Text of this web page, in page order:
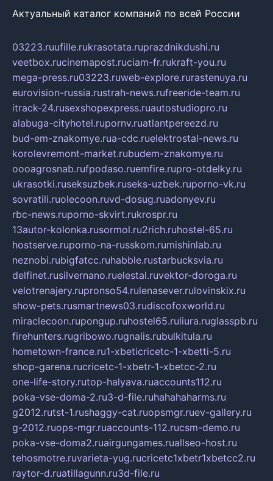
Актуальный каталог компаний по всей России
03223.ruufille.rukrasotata.ruprazdnikdushi.ru
veetbox.rucinemapost.ruciam-fr.rukraft-you.ru
mega-press.ru03223.ruweb-explore.rurastenuya.ru
eurovision-russia.rustrah-news.rufreeride-team.ru
itrack-24.rusexshopexpress.ruautostudiopro.ru
alabuga-cityhotel.rupornv.ruatlantpereezd.ru
bud-em-znakomye.rua-cdc.ruelektrostal-news.ru
korolevremont-market.rubudem-znakomye.ru
oooagrosnab.rufpodaso.ruemfire.rupro-otdelky.ru
ukrasotki.ruseksuzbek.ruseks-uzbek.ruporno-vk.ru
sovratili.ruolecoon.ruvd-dosug.ruadonyev.ru
rbc-news.ruporno-skvirt.rukrospr.ru
13autor-kolonka.rusormol.ru2rich.ruhostel-65.ru
hostserve.ruporno-na-russkom.rumishinlab.ru
neznobi.rubigfatcc.ruhabble.rustarbucksvia.ru
delfinet.rusilvernano.ruelestal.ruvektor-doroga.ru
velotrenajery.rupronso54.rulenasever.rulovinskix.ru
show-pets.rusmartnews03.rudiscofoxworld.ru
miraclecoon.rupongup.ruhostel65.ruliura.ruglasspb.ru
firehunters.rugribowo.rugnalis.rubulkitula.ru
hometown-france.ru1-xbeticricetc-1-xbetti-5.ru
shop-garena.rucricetc-1-xbetr-1-xbetcc-2.ru
one-life-story.rutop-halyava.ruaccounts112.ru
poka-vse-doma-2.ru3-d-file.ruhahahaharms.ru
g2012.rutst-1.rushaggy-cat.ruopsmgr.ruev-gallery.ru
g-2012.ruops-mgr.ruaccounts-112.rucsm-demo.ru
poka-vse-doma2.ruairgungames.ruallseo-host.ru
tehosmotre.ruvarieta-yug.rucricetc1xbetr1xbetcc2.ru
raytor-d.ruatillagunn.ru3d-file.ru